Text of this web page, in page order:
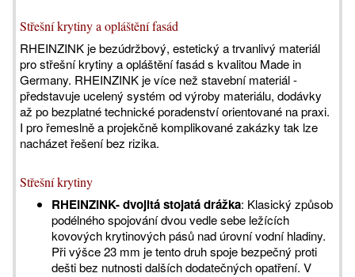
Střešní krytiny a opláštění fasád
RHEINZINK je bezúdržbový, estetický a trvanlivý materiál
pro střešní krytiny a opláštění fasád s kvalitou Made in
Germany. RHEINZINK je více než stavební materiál -
představuje ucelený systém od výroby materiálu, dodávky
až po bezplatné technické poradenství orientované na praxi.
I pro řemeslně a projekčně komplikované zakázky tak lze
nacházet řešení bez rizika.
Střešní krytiny
RHEINZINK- dvojitá stojatá drážka: Klasický způsob
podélného spojování dvou vedle sebe ležících
kovových krytinových pásů nad úrovní vodní hladiny.
Při výšce 23 mm je tento druh spoje bezpečný proti
dešti bez nutnosti dalších dodatečných opatření. V